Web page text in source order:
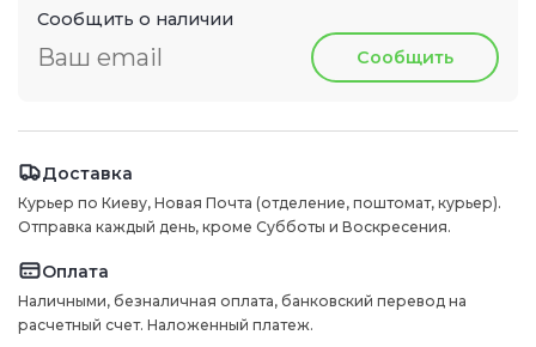
Сообщить о наличии
Сообщить
Доставка
Курьер по Киеву, Новая Почта (отделение, поштомат, курьер).
Отправка каждый день, кроме Субботы и Воскресения.
Оплата
Наличными, безналичная оплата, банковский перевод на
расчетный счет. Наложенный платеж.